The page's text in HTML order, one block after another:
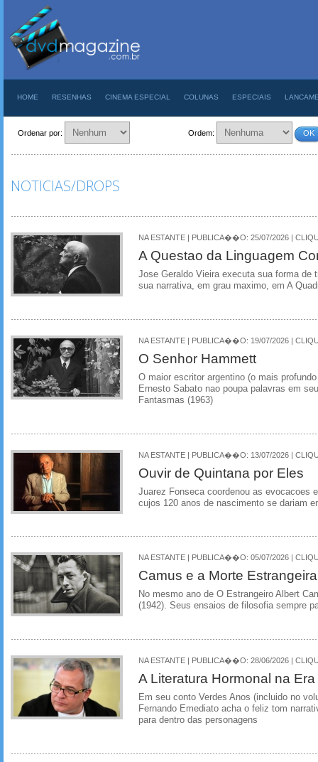
HOME RESENHAS CINEMA ESPECIAL COLUNAS ESPECIAIS
Ordenar por: Ordem: OK
NOTICIAS/DROPS
NA ESTANTE | PUBLICA��O: 25/07/2026 |
A Questao da Linguagem
Jose Geraldo Vieira executa sua forma de
sua narrativa, em grau maximo, em A
NA ESTANTE | PUBLICA��O: 19/07/2026 |
O Senhor Hammett
O maior escritor argentino (o mais
Ernesto Sabato nao poupa palavras em
Fantasmas (1963)
NA ESTANTE | PUBLICA��O: 13/07/2026 |
Ouvir de Quintana por Eles
Juarez Fonseca coordenou as evocacoes
cujos 120 anos de nascimento se dariam
NA ESTANTE | PUBLICA��O: 05/07/2026 |
Camus e a Morte Estrangeira
No mesmo ano de O Estrangeiro Albert
(1942). Seus ensaios de filosofia sempre
NA ESTANTE | PUBLICA��O: 28/06/2026 |
A Literatura Hormonal na
Em seu conto Verdes Anos (incluido no
Fernando Emediato acha o feliz tom
para dentro das personagens